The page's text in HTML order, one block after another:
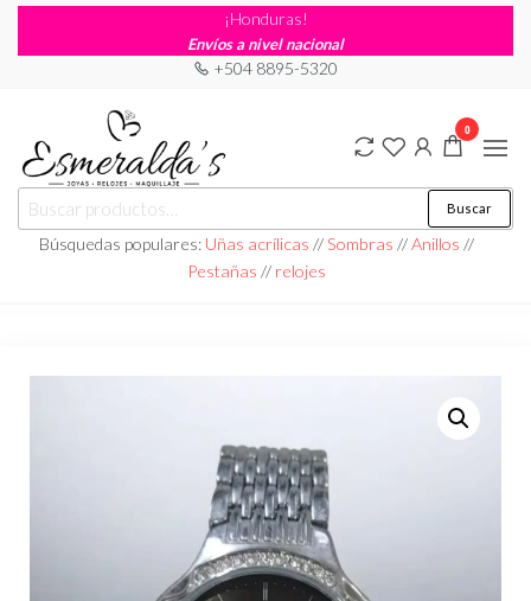
¡Honduras!
Envíos a nivel nacional
+504 8895-5320
Joyería
Esmeraldas
Joyería |
Maquillaje
|
Relojería
Buscar
Búsquedas populares: Uñas acrílicas //Sombras //Anillos //
Pestañas // relojes
0